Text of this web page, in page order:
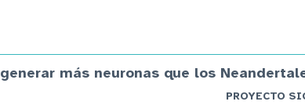
más neuronas que los
PROYECTO